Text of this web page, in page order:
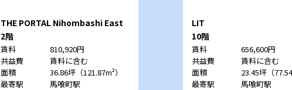
THE PORTAL Nihombashi East
2階
賃料
810,920円
共益費
賃料に含む
面積
36.86坪（121.87m²）
最寄駅
馬喰町駅
LIT
10階
賃料
656,600円
共益費
賃料に含む
面積
23.45坪（
最寄駅
馬喰町駅